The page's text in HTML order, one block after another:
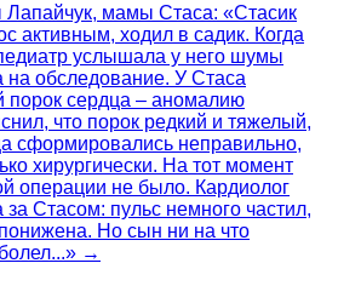
Лапайчук, мамы Стаса: «Стасик
активным, ходил в садик. Когда
услышала у него шумы
на обследование. У Стаса
сердца – аномалию
что порок редкий и тяжелый,
сформировались неправильно,
хирургически. На тот момент
операции не было. Кардиолог
Стасом: пульс немного частил,
Но сын ни на что
→